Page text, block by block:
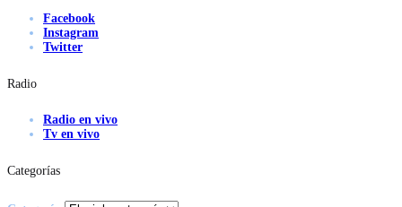
Facebook
Instagram
Twitter
Radio
Radio en vivo
Tv en vivo
Categorías